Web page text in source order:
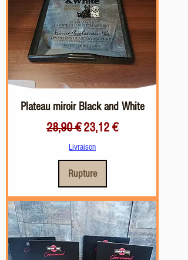
Plateau miroir Black and White
Prix original
28,90 € Prix promotionnel
23,12 €
Livraison
Rupture